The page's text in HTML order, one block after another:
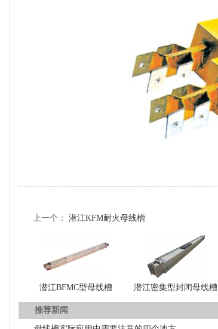
上一个： 潜江KFM耐火母线槽
潜江BFMC型母线槽 潜江密集型封闭母线槽
推荐新闻